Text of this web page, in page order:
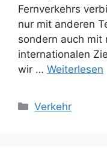
Fernverkehrs
nur mit anderen
sondern auch mit
internationalen
wir … Weiterlesen
Kategorien
Verkehr